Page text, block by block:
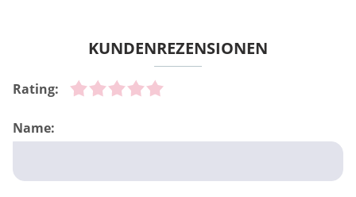
KUNDENREZENSIONEN
Rating:
Name: